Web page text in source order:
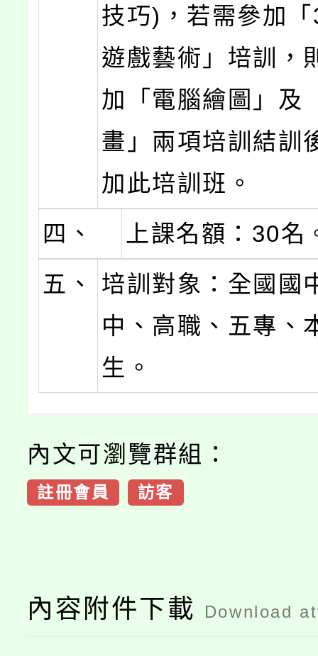
技巧)，若需參加
遊戲藝術」培訓，
加「電腦繪圖」及
畫」兩項培訓結訓
加此培訓班。
四、
上課名額：30名
五、
培訓對象：全國國
中、高職、五專、
生。
內文可瀏覽群組：
註冊會員 訪客
內容附件下載 Download